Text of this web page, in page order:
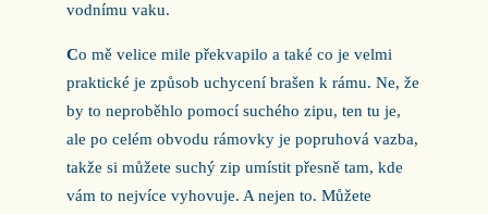
vodnímu vaku.
Co mě velice mile překvapilo a také co je velmi
praktické je způsob uchycení brašen k rámu. Ne, že
by to neproběhlo pomocí suchého zipu, ten tu je,
ale po celém obvodu rámovky je popruhová vazba,
takže si můžete suchý zip umístit přesně tam, kde
vám to nejvíce vyhovuje. A nejen to. Můžete